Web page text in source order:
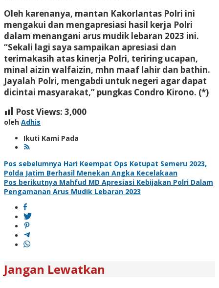
Oleh karenanya, mantan Kakorlantas Polri ini
mengakui dan mengapresiasi hasil kerja Polri
dalam menangani arus mudik lebaran 2023 ini.
“Sekali lagi saya sampaikan apresiasi dan
terimakasih atas kinerja Polri, teriring ucapan,
minal aizin walfaizin, mhn maaf lahir dan bathin.
Jayalah Polri, mengabdi untuk negeri agar dapat
dicintai masyarakat,” pungkas Condro Kirono. (*)
Post Views: 3,000
oleh Adhis
Ikuti Kami Pada
Navigasi
pos
Pos sebelumnya Hari Keempat Ops Ketupat Semeru 2023,
Polda Jatim Berhasil Menekan Angka Kecelakaan
Pos berikutnya Mahfud MD Apresiasi Kebijakan Polri Dalam
Pengamanan Arus Mudik Lebaran 2023
Jangan Lewatkan